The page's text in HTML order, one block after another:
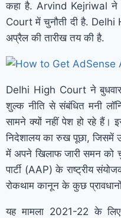
कहा है. Arvind Kejriwal ने
Court में चुनौती दी है. Delhi
अप्रैल की तारीख तय की है.
Delhi High Court ने
शुल्क नीति से संबंधित मनी
सामने क्यों नहीं पेश हो रहे हैं।
निदेशालय का रुख पूछा, जिसमें
में अपने खिलाफ जारी समन को
पार्टी (AAP) के राष्ट्रीय
रोकथाम कानून के कुछ
यह मामला 2021-22 के